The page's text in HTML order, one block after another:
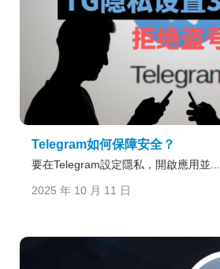
Telegram如何保障安全？
要在Telegram設定隱私，開啟應用並...
2025 年 10 月 11 日